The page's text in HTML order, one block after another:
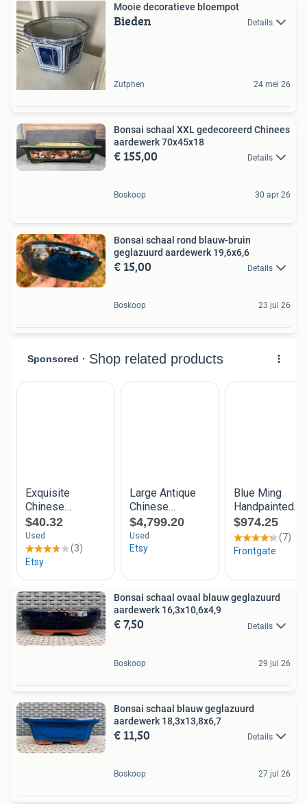
Mooie decoratieve bloempot
Bieden Details
Zutphen 24 mei 26
Bonsai schaal XXL gedecoreerd Chinees
aardewerk 70x45x18
€ 155,00 Details
Boskoop 30 apr 26
Bonsai schaal rond blauw-bruin
geglazuurd aardewerk 19,6x6,6
€ 15,00 Details
Boskoop 23 jul 26
Bonsai schaal ovaal blauw geglazuurd
aardewerk 16,3x10,6x4,9
€ 7,50 Details
Boskoop 29 jul 26
Bonsai schaal blauw geglazuurd
aardewerk 18,3x13,8x6,7
€ 11,50 Details
Boskoop 27 jul 26